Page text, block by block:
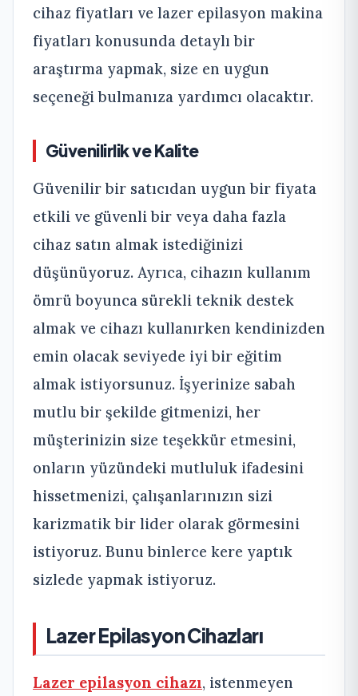
cihaz fiyatları ve lazer epilasyon makina
fiyatları konusunda detaylı bir
araştırma yapmak, size en uygun
seçeneği bulmanıza yardımcı olacaktır.
Güvenilirlik ve Kalite
Güvenilir bir satıcıdan uygun bir fiyata
etkili ve güvenli bir veya daha fazla
cihaz satın almak istediğinizi
düşünüyoruz. Ayrıca, cihazın kullanım
ömrü boyunca sürekli teknik destek
almak ve cihazı kullanırken kendinizden
emin olacak seviyede iyi bir eğitim
almak istiyorsunuz. İşyerinize sabah
mutlu bir şekilde gitmenizi, her
müşterinizin size teşekkür etmesini,
onların yüzündeki mutluluk ifadesini
hissetmenizi, çalışanlarınızın sizi
karizmatik bir lider olarak görmesini
istiyoruz. Bunu binlerce kere yaptık
sizlede yapmak istiyoruz.
Lazer Epilasyon Cihazları
Lazer epilasyon cihazı, istenmeyen